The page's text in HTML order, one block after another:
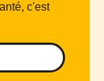
c'est